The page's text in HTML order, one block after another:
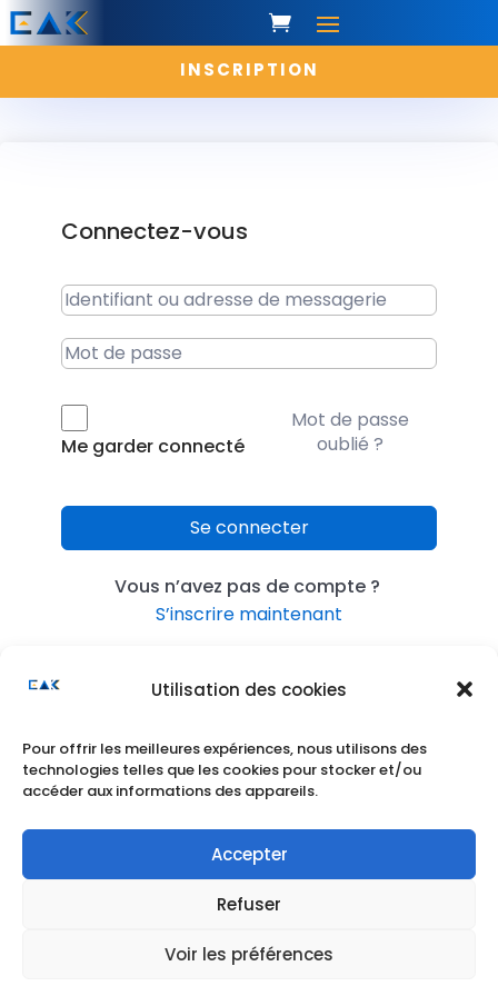
Utilisation des cookies
Pour offrir les meilleures expériences, nous utilisons des
technologies telles que les cookies pour stocker et/ou
accéder aux informations des appareils.
Accepter
Refuser
Voir les préférences
INSCRIPTION
Connectez-vous
Me garder connecté
Mot de passe
oublié ?
Se connecter
Vous n’avez pas de compte ?
S’inscrire maintenant